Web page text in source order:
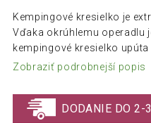
Kempingové kresielko je
Vďaka okrúhlemu operadlu
kempingové kresielko
Zobraziť podrobnejší popis
DODANIE DO 2-